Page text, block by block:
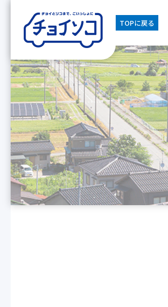
TOPに戻る